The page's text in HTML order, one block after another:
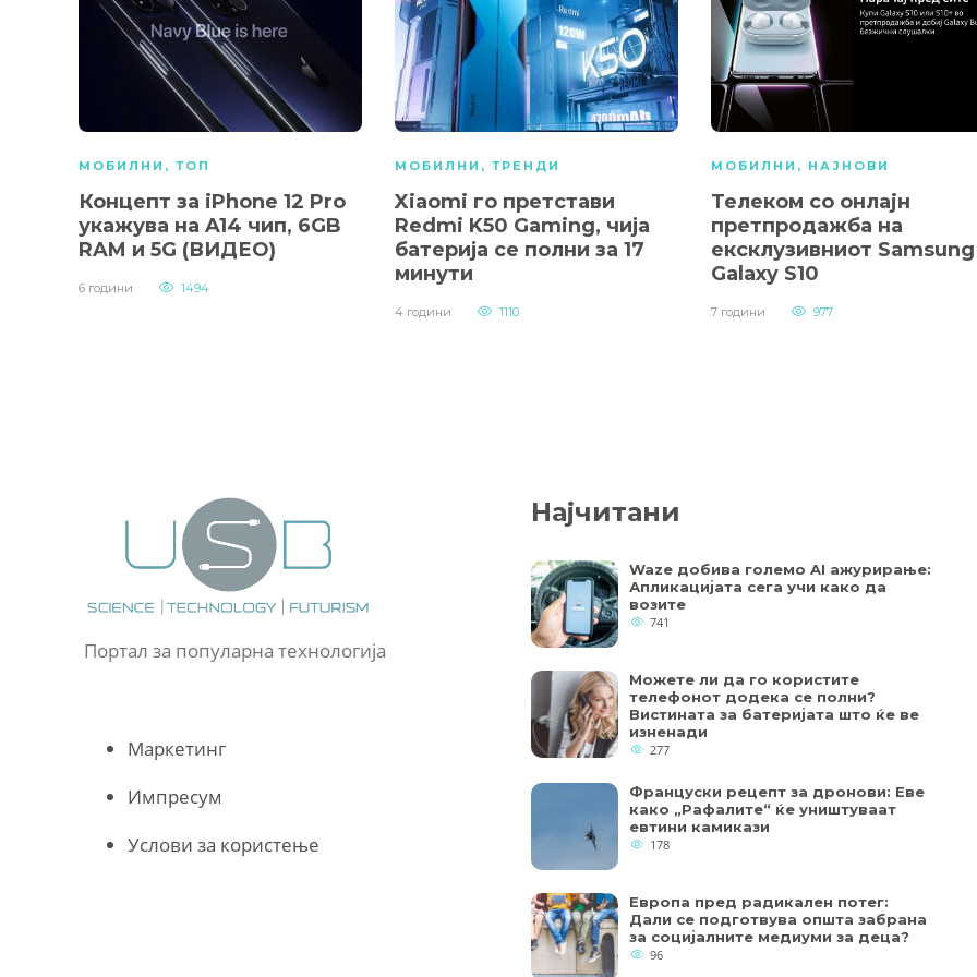
МОБИЛНИ , ТОП
Концепт за iPhone 12 Pro
укажува на A14 чип, 6GB
RAM и 5G (ВИДЕО)
6 години 1494
МОБИЛНИ , ТРЕНДИ
Xiaomi го претстави
Redmi K50 Gaming, чија
батерија се полни за 17
минути
4 години 1110
МОБИЛНИ , НАЈНОВИ
Телеком со онлajн
претпродажба на
ексклузивниот Samsung
Galaxy S10
7 години 977
Портал за популарна технологија
Маркетинг
Импресум
Услови за користење
Најчитани
Waze добива големо AI ажурирање:
Апликацијата сега учи како да
возите
741
Можете ли да го користите
телефонот додека се полни?
Вистината за батеријата што ќе ве
изненади
277
Француски рецепт за дронови: Еве
како „Рафалите“ ќе уништуваат
евтини камикази
178
Европа пред радикален потег:
Дали се подготвува општа забрана
за социјалните медиуми за деца?
96